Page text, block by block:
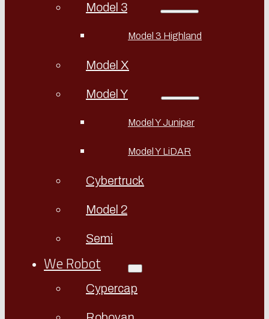
Model 3
Model 3 Highland
Model X
Model Y
Model Y Juniper
Model Y LiDAR
Cybertruck
Model 2
Semi
We Robot
Cypercap